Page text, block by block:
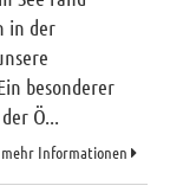
in der
besonderer
Ö...
mehr Informationen